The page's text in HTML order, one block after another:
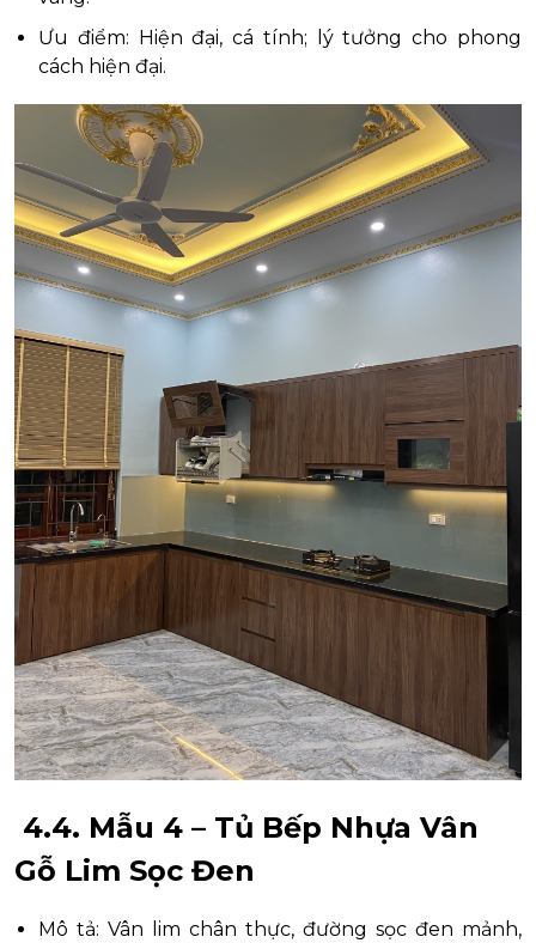
Ưu điểm: Hiện đại, cá tính; lý tưởng cho phong
cách hiện đại.
4.4. Mẫu 4 – Tủ Bếp Nhựa Vân
Gỗ Lim Sọc Đen
Mô tả: Vân lim chân thực, đường sọc đen mảnh,